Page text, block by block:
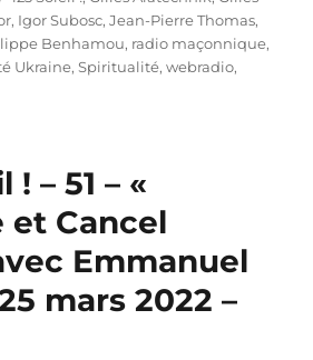
, Igor Subosc,Jean-Pierre Thomas,
Benhamou, radio maçonnique,
Ukraine,Spiritualité,webradio,
! – 51 – «
et Cancel
Emmanuel
mars 2022 –